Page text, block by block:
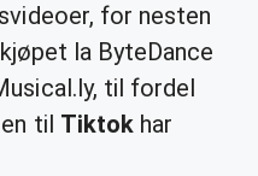
for nesten
la ByteDance
til fordel
til Tiktokhar